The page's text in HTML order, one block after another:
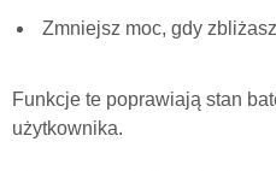
Zmniejsz moc, gdy
Funkcje te poprawiają stan
użytkownika.